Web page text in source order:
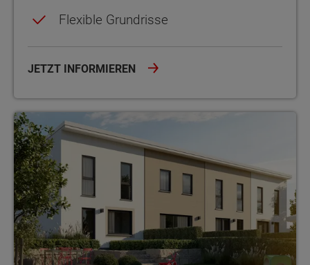
Flexible Grundrisse
JETZT INFORMIEREN
Reihenhaus FürEuch inkl. Grundstück